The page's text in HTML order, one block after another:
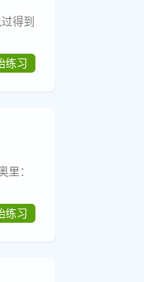
得到
练习
里：
练习